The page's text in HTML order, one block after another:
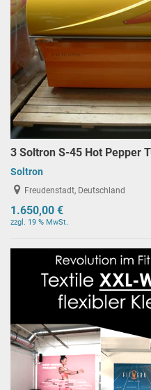
3 Soltron S-45 Hot Pepper
Soltron
Freudenstadt, Deutschland
1.650,00 €
zzgl. 19 % MwSt.